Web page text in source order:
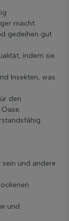
macht.
gedeihen gut
indem sie
Insekten, was
den
sein und andere
und